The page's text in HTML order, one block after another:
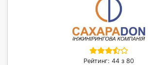
Рейтинг: 44 з 80